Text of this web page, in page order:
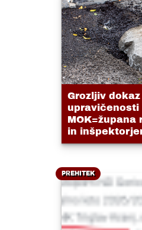
Grozljiv dokaz
upravičenosti
MOK=župana
in
PREHITEK